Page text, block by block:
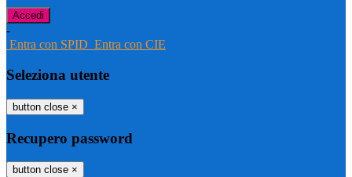
-
Entra con SPID Entra con CIE
Seleziona utente
button close ×
Recupero password
button close ×